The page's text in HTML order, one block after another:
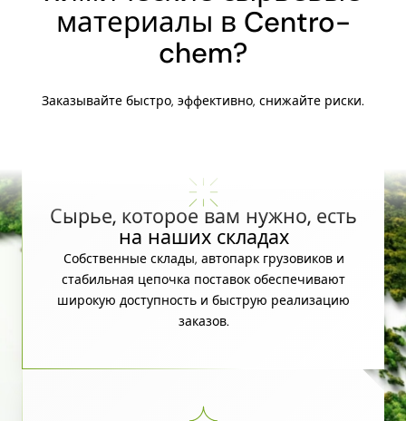
материалы в Centro-
chem?
Заказывайте быстро, эффективно, снижайте риски.
Сырье, которое вам нужно, есть
на наших складах
Собственные склады, автопарк грузовиков и
стабильная цепочка поставок обеспечивают
широкую доступность и быструю реализацию
заказов.